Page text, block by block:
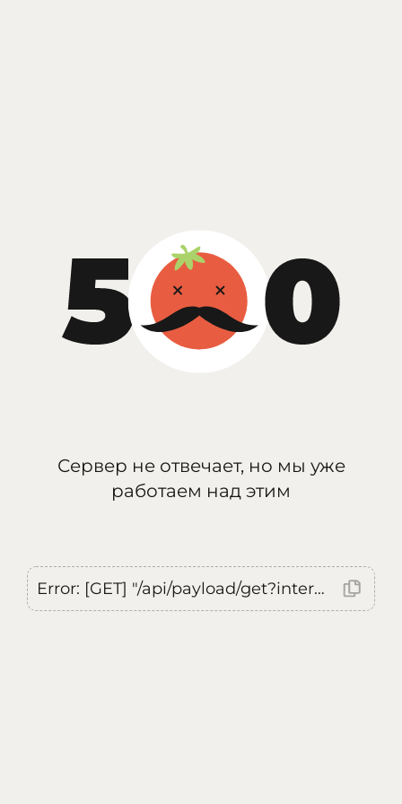
Сервер не отвечает, но мы уже
работаем над этим
Error: [GET] "/api/payload/get?internal=true&currentLocale=ru": <no response> Failed to fetch